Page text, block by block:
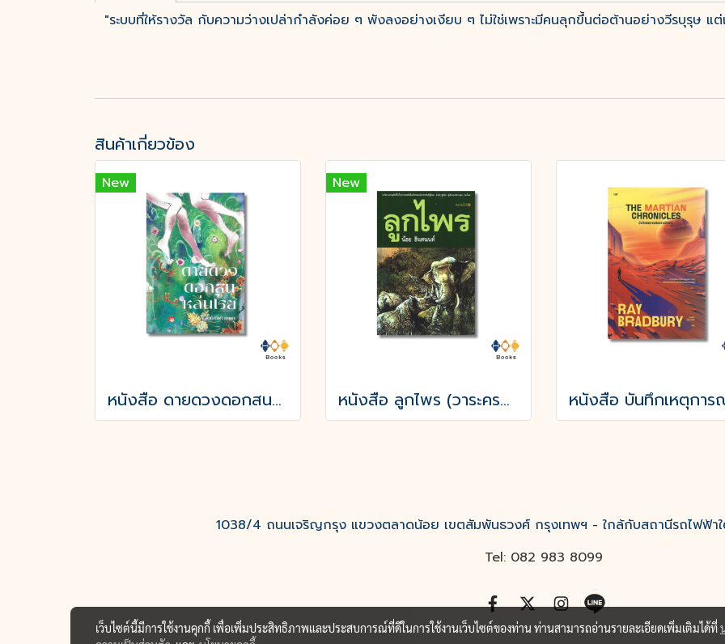
"ระบบที่ให้รางวัล กับความว่างเปล่ากำลังค่อย ๆ พังลงอย่างเงียบ ๆ ไม่ใช่เพราะมีคนลุกขึ้นต่อต้านอย่างวีรบุรุษ แ
สินค้าเกี่ยวข้อง
New
หนังสือ ดายดวงดอกสนหล่นโรย
New
หนังสือ ลูกไพร (วาระครบรอบ 120 ปีชาตกาลมาลัย ชูพินิจ)
1038/4 ถนนเจริญกรุง แขวงตลาดน้อย เขตสัมพันธวงศ์ กรุงเทพฯ - ใกล้กับสถานีรถไฟฟ้า
Tel: 082 983 8099
เว็บไซต์นี้มีการใช้งานคุกกี้ เพื่อเพิ่มประสิทธิภาพและประสบการณ์ที่ดีในการใช้งานเว็บไซต์ของท่าน ท่านสามารถอ่านรายละเอียดเพิ่มเติมได้ที่